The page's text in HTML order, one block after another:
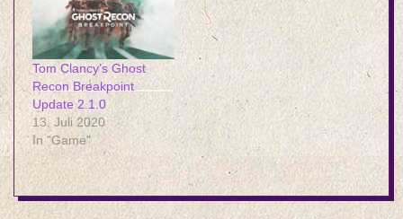
solo oder online. Im
sogenannten PvP-
Modus könnt ihr mit bis
zu 6 Spielern spielen.
Das sind immer 3 gegen
3. Im…
Tom Clancy’s Ghost
Recon Breakpoint
Update 2.1.0
13. Juli 2020
In "Game"